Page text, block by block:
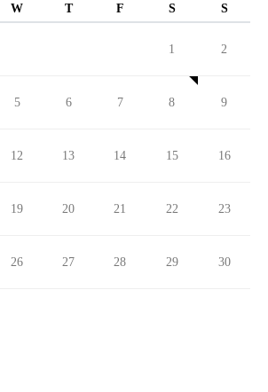
W T F S S
1 2
5 6 7 8 9
12 13 14 15 16
19 20 21 22 23
26 27 28 29 30